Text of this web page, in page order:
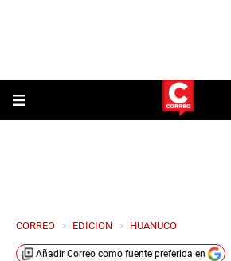
CORREO > EDICION > HUANUCO
Añadir Correo como fuente preferida en